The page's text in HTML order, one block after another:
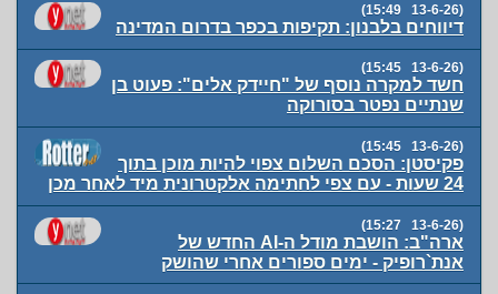
(13-6-26 15:49)
דיווחים בלבנון: תקיפות בכפר בדרום המדינה
(13-6-26 15:45)
חשד למקרה נוסף של "חיידק אלים": פעוט בן
שנתיים נפטר בסורוקה
(13-6-26 15:45)
פקיסטן: הסכם השלום צפוי להיות מוכן בתוך
24 שעות - עם צפי לחתימה אלקטרונית מיד לאחר מכן
(13-6-26 15:27)
ארה"ב: הושבת מודל ה-AI החדש של
אנת`רופיק - ימים ספורים אחרי שהושק